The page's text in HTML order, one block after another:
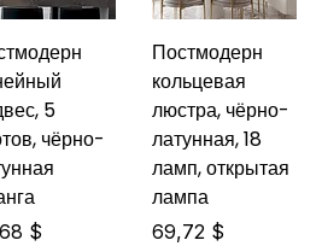
5
чёрно-
$
Постмодерн
кольцевая
люстра, чёрно-
латунная, 18
ламп, открытая
лампа
Цена
69,72 $